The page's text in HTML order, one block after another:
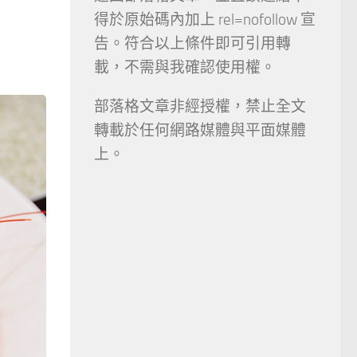
得於原始碼內加上 rel=nofollow 宣
告。符合以上條件即可引用轉
載，不需與我確認使用權。
部落格文章非經授權，禁止全文
轉載於任何網路媒體與平面媒體
上。